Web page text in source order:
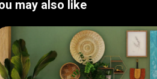
may also like